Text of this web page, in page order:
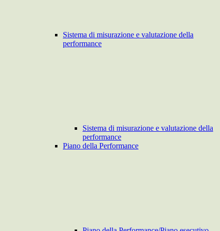
Sistema di misurazione e valutazione della
performance
Sistema di misurazione e valutazione della
performance
Piano della Performance